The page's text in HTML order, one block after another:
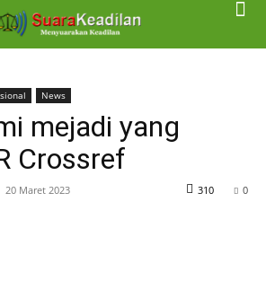
News
mejadi yang
Crossref
20 Maret 2023 0
310